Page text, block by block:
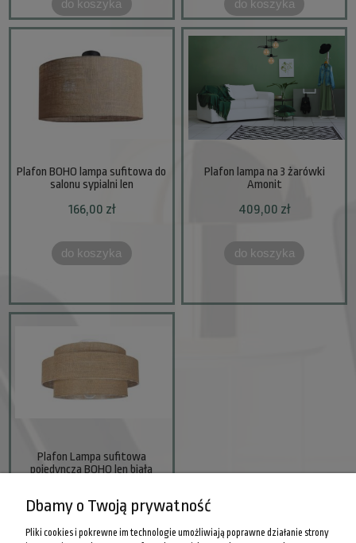
do koszyka do koszyka
Plafon BOHO lampa sufitowa do
salonu sypialni len
166,00 zł
do koszyka
Plafon lampa na 3 żarówki
Amonit
409,00 zł
do koszyka
Plafon Lampa sufitowa
pojedyncza BOHO len biała
do koszyka
Dbamy o Twoją prywatność
Pliki cookies i pokrewne im technologie umożliwiają poprawne działanie strony